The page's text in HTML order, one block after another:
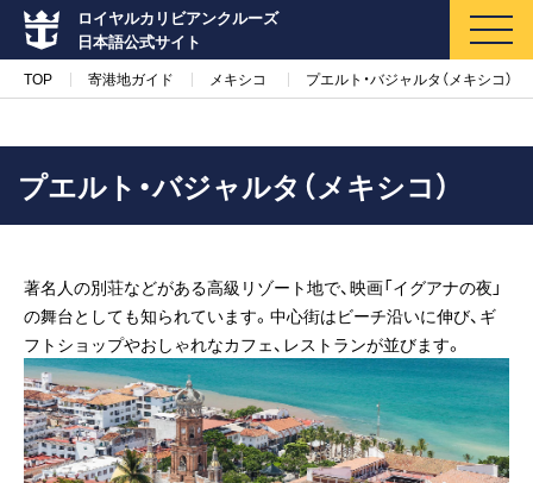
ロイヤルカリビアンクルーズ
日本語公式サイト
マイページ メルマガ登録
クルーズ検索
キャンペーン・特集
クルーズの楽しみ方
TOP 寄港地ガイド メキシコ プエルト・バジャルタ（メキシコ）
プエルト・バジャルタ（メキシコ）
著名人の別荘などがある高級リゾート地で、映画「イグアナの夜」
の舞台としても知られています。中心街はビーチ沿いに伸び、ギ
フトショップやおしゃれなカフェ、レストランが並びます。